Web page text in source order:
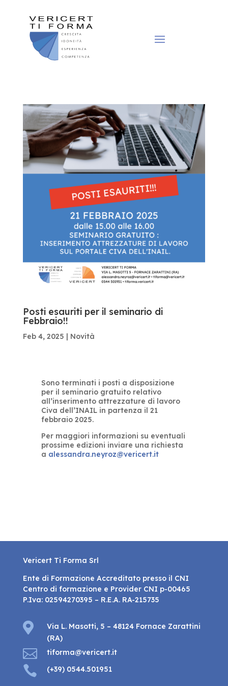
Posti esauriti per il seminario di
Febbraio!!
Feb 4, 2025 Novità
Sono terminati i posti a disposizione
per il seminario gratuito relativo
all’inserimento attrezzature di lavoro
Civa dell’INAIL in partenza il 21
febbraio 2025.
Per maggiori informazioni su eventuali
prossime edizioni inviare una richiesta
a alessandra.neyroz@vericert.it
Vericert Ti Forma Srl
Ente di Formazione Accreditato presso il CNI
Centro di formazione e Provider CNI p-00465
P.Iva: 02594270395 – R.E.A. RA-215735

Via L. Masotti, 5 – 48124 Fornace Zarattini
(RA)
 tiforma@vericert.it
 (+39) 0544.501951